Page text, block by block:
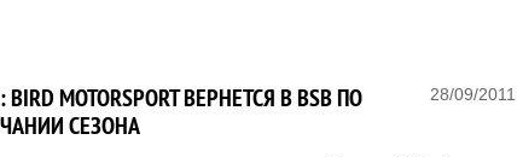
28/09/2011
BIRD MOTORSPORT ВЕРНЕТСЯ В BSB ПО
СЕЗОНА